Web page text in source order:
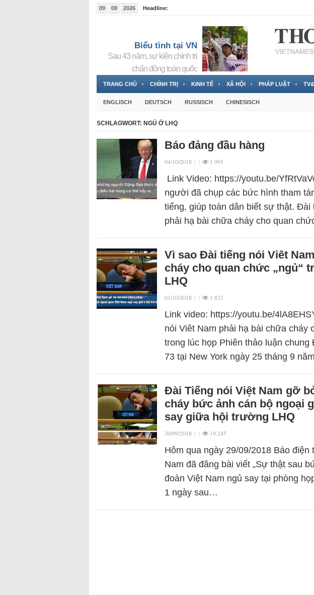
09 08 2026
Headline:
Biểu tình tại VN
Sau 43 năm, sự kiện chính trị
chấn động toàn quốc
TRANG CHỦ CHÍNH TRỊ KINH TẾ XÃ HỘI PHÁP LUẬT
ENGLISCH DEUTSCH RUSSISCH CHINESISCH
SCHLAGWORT: NGỦ Ở LHQ
Báo đảng đầu hàng
04/10/2018 | | 1.995
Link Video: https://youtu.be/
người đã chụp các bức hình tham
tiếng, giúp toàn dân biết sự thật. Đài
phải hạ bài chữa cháy cho quan
Vì sao Đài tiếng nói Viêt
cháy cho quan chức „ngủ“
LHQ
01/10/2018 | | 1.821
Link video: https://youtu.be/
nói Viêt Nam phải hạ bài chữa cháy
trong lúc họp Phiên thảo luận
73 tại New York ngày 25 tháng 9
Đài Tiếng nói Việt Nam gỡ
cháy bức ảnh cán bộ ngoại
say giữa hội trường LHQ
30/09/2018 | | 19.245
Hôm qua ngày 29/09/2018 Báo
Nam đã đăng bài viết „Sự thật sau
đoàn Việt Nam ngủ say tại phòng
1 ngày sau…